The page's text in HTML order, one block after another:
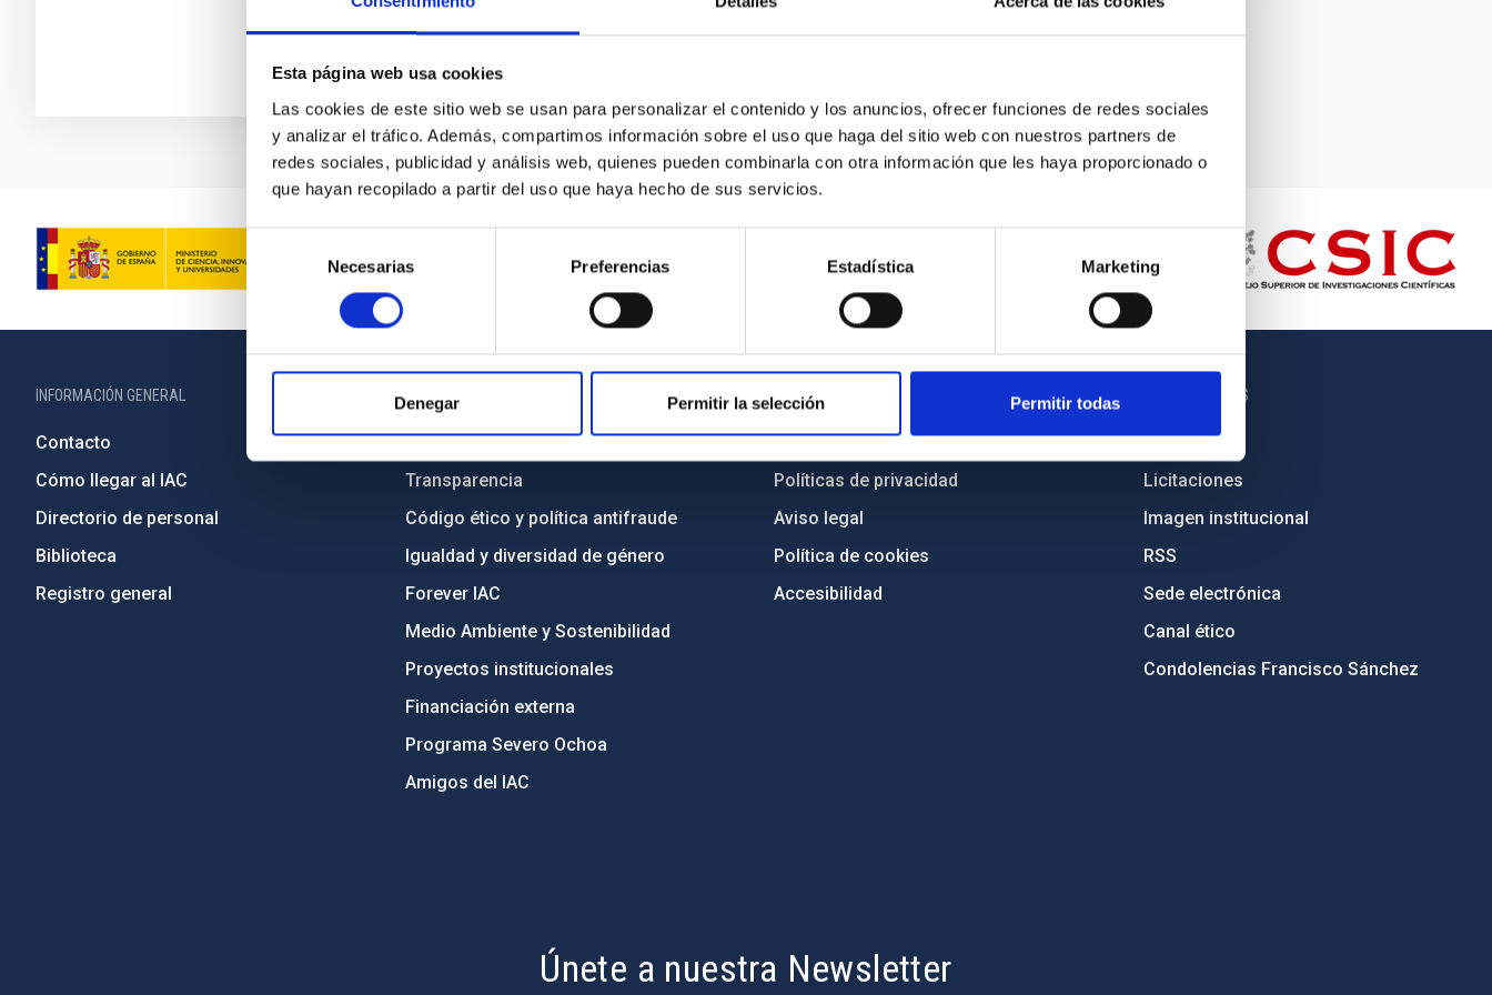
Esta página web usa cookies
Las cookies de este sitio web se usan para personalizar el contenido y los anuncios, ofrecer funciones de redes sociales
y analizar el tráfico. Además, compartimos información sobre el uso que haga del sitio web con nuestros partners de
redes sociales, publicidad y análisis web, quienes pueden combinarla con otra información que les haya proporcionado o
que hayan recopilado a partir del uso que haya hecho de sus servicios.
de
consentimiento
Necesarias Preferencias Estadística Marketing
Denegar Permitir la selección Permitir todas
INFORMACIÓN GENERAL
Contacto
Cómo llegar al IAC
Directorio de personal
Biblioteca
Registro general
INFORMACIÓN INSTITUCIONAL
Legislación
Transparencia
Código ético y política antifraude
Igualdad y diversidad de género
Forever IAC
Medio Ambiente y Sostenibilidad
Proyectos institucionales
Financiación externa
Programa Severo Ochoa
Amigos del IAC
PORTAL DEL IAC
Mapa web
Políticas de privacidad
Aviso legal
Política de cookies
Accesibilidad
OTROS ENLACES
Empleo
Licitaciones
Imagen institucional
RSS
Sede electrónica
Canal ético
Condolencias Francisco Sánchez
Únete a nuestra Newsletter